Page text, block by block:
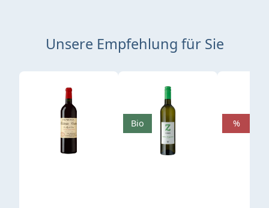
Unsere Empfehlung für Sie
Produktgalerie überspringen
Bio %